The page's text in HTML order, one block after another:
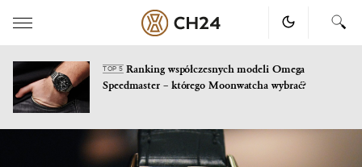
TOP 5Ranking współczesnych modeli Omega
Speedmaster – którego Moonwatcha wybrać?